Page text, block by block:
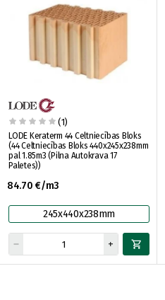
(1)
LODE Keraterm 44 Celtniecības Bloks
(44 Celtniecības Bloks 440x245x238mm
pal 1.85m3 (Pilna Autokrava 17
Paletes))
84.70 €/m3
245x440x238mm